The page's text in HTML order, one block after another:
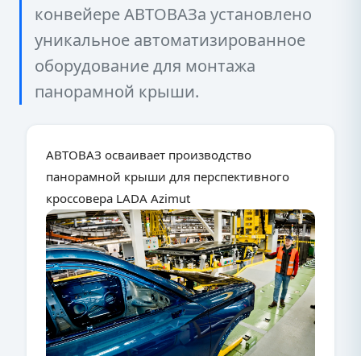
конвейере АВТОВАЗа установлено
уникальное автоматизированное
оборудование для монтажа
панорамной крыши.
АВТОВАЗ осваивает производство
панорамной крыши для перспективного
кроссовера LADA Azimut